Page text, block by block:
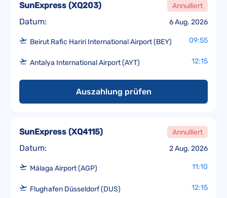
Datum: 6 Aug. 2026
SunExpress (XQ203) Annulliert
Beirut Rafic Hariri International Airport (BEY) 09:55
Antalya International Airport (AYT) 12:15
Auszahlung prüfen
Datum: 2 Aug. 2026
SunExpress (XQ4115) Annulliert
Málaga Airport (AGP) 11:10
Flughafen Düsseldorf (DUS) 12:15